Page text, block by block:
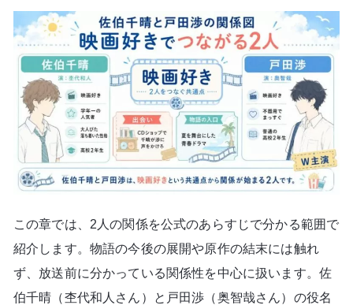
この章では、2人の関係を公式のあらすじで分かる範囲で
紹介します。物語の今後の展開や原作の結末には触れ
ず、放送前に分かっている関係性を中心に扱います。佐
伯千晴（杢代和人さん）と戸田渉（奥智哉さん）の役名